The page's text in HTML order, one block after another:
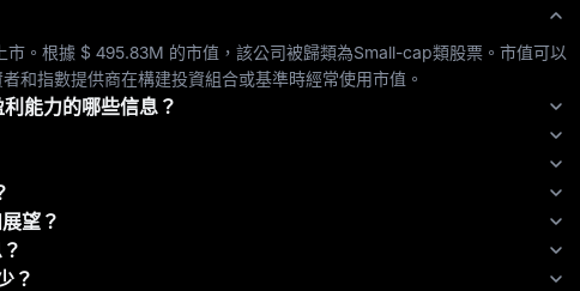
市。根據 $ 495.83M 的市值，該公司被歸類為Small-cap類股票。市值可以
和指數提供商在構建投資組合或基準時經常使用市值。
能力的哪些信息？
望？
？